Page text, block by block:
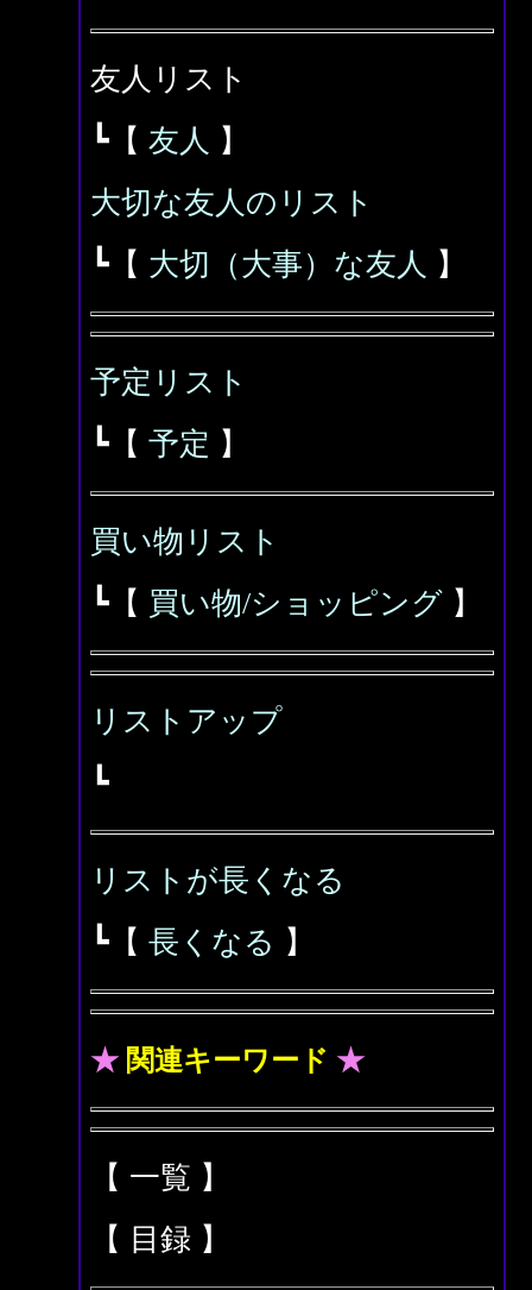
友人リスト
┗【 友人 】
大切な友人のリスト
┗【 大切（大事）な友人 】
予定リスト
┗【 予定 】
買い物リスト
┗【 買い物/ショッピング 】
リストアップ
┗
リストが長くなる
┗【 長くなる 】
★ 関連キーワード ★
【 一覧 】
【 目録 】